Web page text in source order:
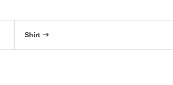
Shirt